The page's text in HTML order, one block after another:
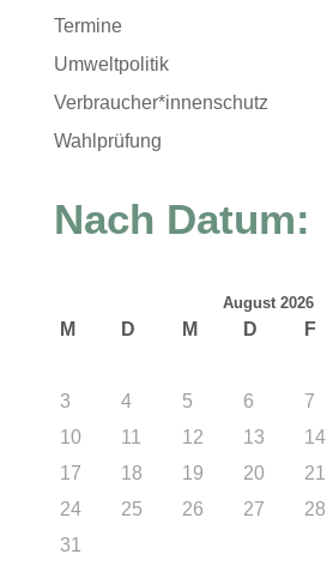
Termine
Umweltpolitik
Verbraucher*innenschutz
Wahlprüfung
Nach Datum:
August 2026
M D M D F
3
4 5 6 7
10
11 12 13 14
17
18 19 20 21
24
25 26 27 28
31